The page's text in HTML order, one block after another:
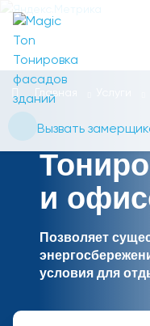
Тонировка
фасадов
зданий
Вызвать
Главная
и
Позволяет
условия для